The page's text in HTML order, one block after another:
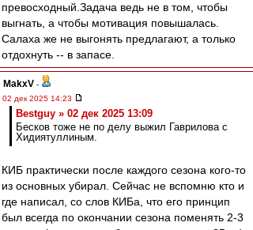
превосходный.Задача ведь не в том, чтобы
выгнать, а чтобы мотивация повышалась.
Салаха же не выгонять предлагают, а только
отдохнуть -- в запасе.
MakxV -
02 дек 2025 14:23
Bestguy » 02 дек 2025 13:09
Бесков тоже не по делу выжил Гаврилова с
Хидиятуллиным.
КИБ практически после каждого сезона кого-то
из основных убирал. Сейчас не вспомню кто и
где написал, со слов КИБа, что его принцип
был всегда по окончании сезона поменять 2-3